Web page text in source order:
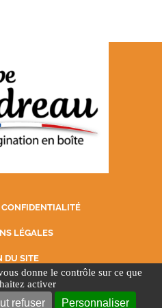
donne le contrôle sur ce que
activer
refuser Personnaliser
LÉGALES
DU SITE
SUR